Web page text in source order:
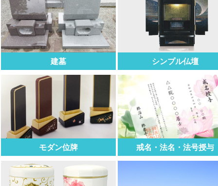
建墓 シンプル仏壇
モダン位牌 戒名・法名・法号授与